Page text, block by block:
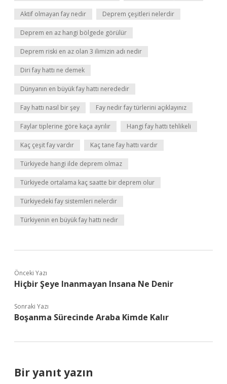
Aktif olmayan fay nedir Deprem çeşitleri nelerdir
Deprem en az hangi bölgede görülür
Deprem riski en az olan 3 ilimizin adı nedir
Diri fay hattı ne demek
Dünyanın en büyük fay hattı nerededir
Fay hattı nasıl bir şey Fay nedir fay türlerini açıklayınız
Faylar tiplerine göre kaça ayrılır Hangi fay hattı tehlikeli
Kaç çeşit fay vardır Kaç tane fay hattı vardır
Türkiyede hangi ilde deprem olmaz
Türkiyede ortalama kaç saatte bir deprem olur
Türkiyedeki fay sistemleri nelerdir
Türkiyenin en büyük fay hattı nedir
Önceki Yazı
Hiçbir Şeye Inanmayan Insana Ne Denir
Sonraki Yazı
Boşanma Sürecinde Araba Kimde Kalır
Bir yanıt yazın